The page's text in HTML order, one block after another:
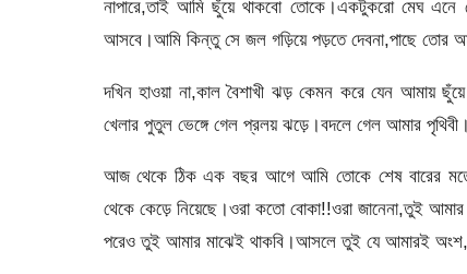
নাপারে,তাই আমি ছুঁয়ে থাকবো তোকে।একটুকরো মেঘ
আসবে।আমি কিন্তু সে জল গড়িয়ে পড়তে দেবনা,পাছে তোর
দখিন হাওয়া না,কাল বৈশাখী ঝড় কেমন করে যেন
খেলার পুতুল ভেঙ্গে গেল প্রলয় ঝড়ে।বদলে গেল আমার
আজ থেকে ঠিক এক বছর আগে আমি তোকে শেষ বারের
থেকে কেড়ে নিয়েছে।ওরা কতো বোকা!!ওরা জানেনা,তুই
পরেও তুই আমার মাঝেই থাকবি।আসলে তুই যে আমারই